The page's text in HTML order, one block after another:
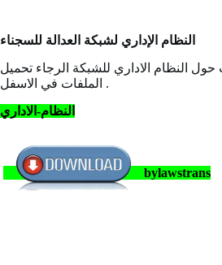
النظام الإداري لشبكة العدالة للسجناء
حول النظام الاداري للشبكة الرجاء تحميل
الملفات في الاسفل .
النظام-الاداري
bylawstrans